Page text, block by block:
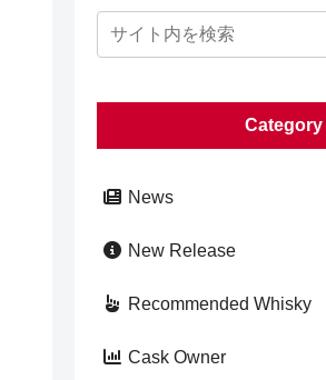
Category
News
New Release
Recommended Whisky
Cask Owner